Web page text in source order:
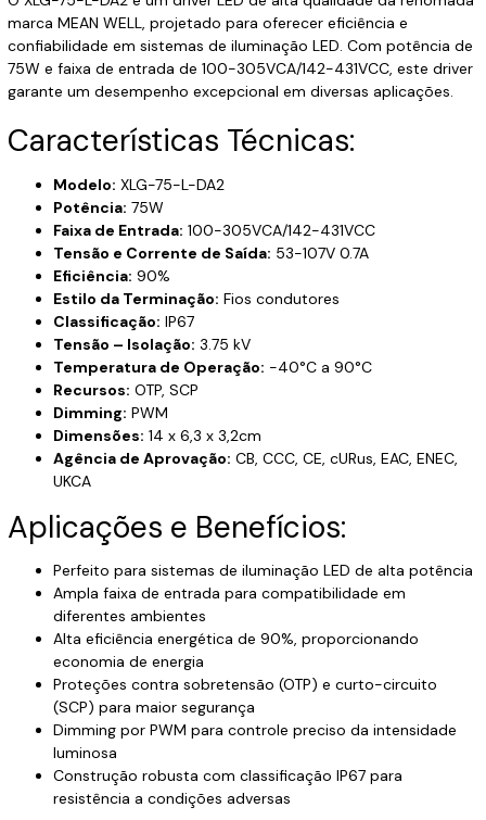
marca MEAN WELL, projetado para oferecer eficiência e
confiabilidade em sistemas de iluminação LED. Com potência de
75W e faixa de entrada de 100-305VCA/142-431VCC, este driver
garante um desempenho excepcional em diversas aplicações.
Características Técnicas:
Modelo: XLG-75-L-DA2
Potência: 75W
Faixa de Entrada: 100-305VCA/142-431VCC
Tensão e Corrente de Saída: 53-107V 0.7A
Eficiência: 90%
Estilo da Terminação: Fios condutores
Classificação: IP67
Tensão – Isolação: 3.75 kV
Temperatura de Operação: -40°C a 90°C
Recursos: OTP, SCP
Dimming: PWM
Dimensões: 14 x 6,3 x 3,2cm
Agência de Aprovação: CB, CCC, CE, cURus, EAC, ENEC,
UKCA
Aplicações e Benefícios:
Perfeito para sistemas de iluminação LED de alta potência
Ampla faixa de entrada para compatibilidade em
diferentes ambientes
Alta eficiência energética de 90%, proporcionando
economia de energia
Proteções contra sobretensão (OTP) e curto-circuito
(SCP) para maior segurança
Dimming por PWM para controle preciso da intensidade
luminosa
Construção robusta com classificação IP67 para
resistência a condições adversas